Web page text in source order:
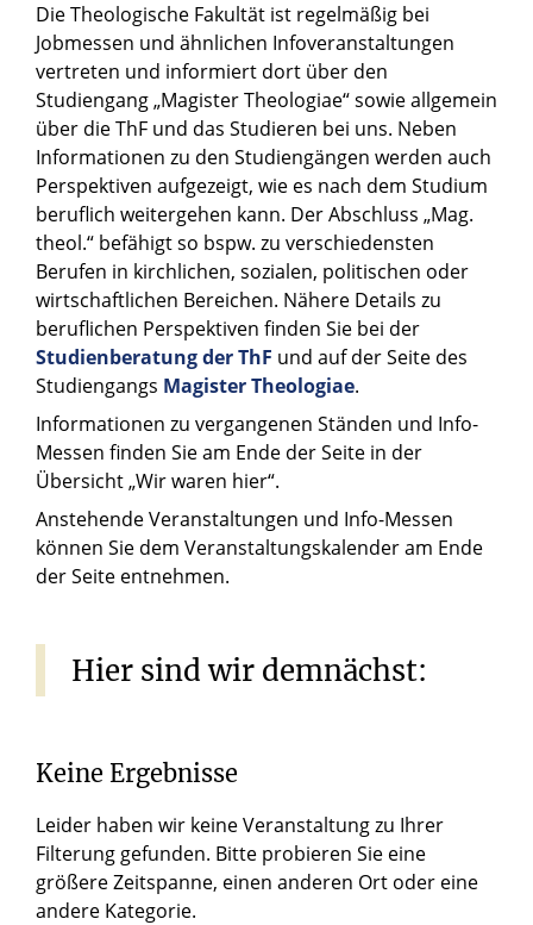
Die Theologische Fakultät ist regelmäßig bei
Jobmessen und ähnlichen Infoveranstaltungen
vertreten und informiert dort über den
Studiengang „Magister Theologiae“ sowie allgemein
über die ThF und das Studieren bei uns. Neben
Informationen zu den Studiengängen werden auch
Perspektiven aufgezeigt, wie es nach dem Studium
beruflich weitergehen kann. Der Abschluss „Mag.
theol.“ befähigt so bspw. zu verschiedensten
Berufen in kirchlichen, sozialen, politischen oder
wirtschaftlichen Bereichen. Nähere Details zu
beruflichen Perspektiven finden Sie bei der
Studienberatung der ThF und auf der Seite des
Studiengangs Magister Theologiae.
Informationen zu vergangenen Ständen und Info-
Messen finden Sie am Ende der Seite in der
Übersicht „Wir waren hier“.
Anstehende Veranstaltungen und Info-Messen
können Sie dem Veranstaltungskalender am Ende
der Seite entnehmen.
Hier sind wir demnächst:
Keine Ergebnisse
Leider haben wir keine Veranstaltung zu Ihrer
Filterung gefunden. Bitte probieren Sie eine
größere Zeitspanne, einen anderen Ort oder eine
andere Kategorie.